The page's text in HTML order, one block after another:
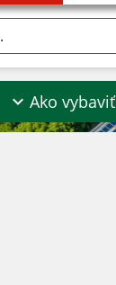
Ako vybaviť